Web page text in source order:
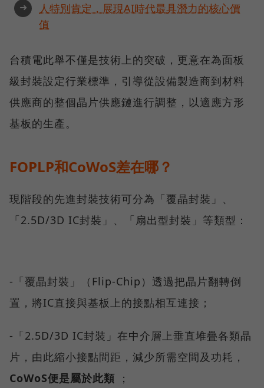
➜
人特別肯定，展現AI時代最具潛力的核心價
值
台積電此舉不僅是技術上的突破，更意在為面板
級封裝設定行業標準，引導從設備製造商到材料
供應商的整個晶片供應鏈進行調整，以適應方形
基板的生產。
FOPLP和CoWoS差在哪？
現階段的先進封裝技術可分為「覆晶封裝」、
「2.5D/3D IC封裝」、「扇出型封裝」等類型：
-「覆晶封裝」（Flip-Chip）透過把晶片翻轉倒
置，將IC直接與基板上的接點相互連接；
-「2.5D/3D IC封裝」在中介層上垂直堆疊各類晶
片，由此縮小接點間距，減少所需空間及功耗，
CoWoS便是屬於此類 ；